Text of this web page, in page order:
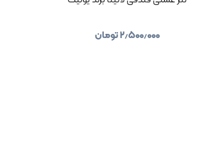
۲٫۵۰۰٫۰۰۰تومان